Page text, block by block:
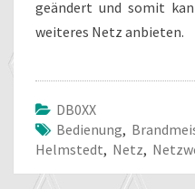
geändert und somit
weiteres Netz anbieten.
DB0XX
Bedienung,
Helmstedt, Netz,